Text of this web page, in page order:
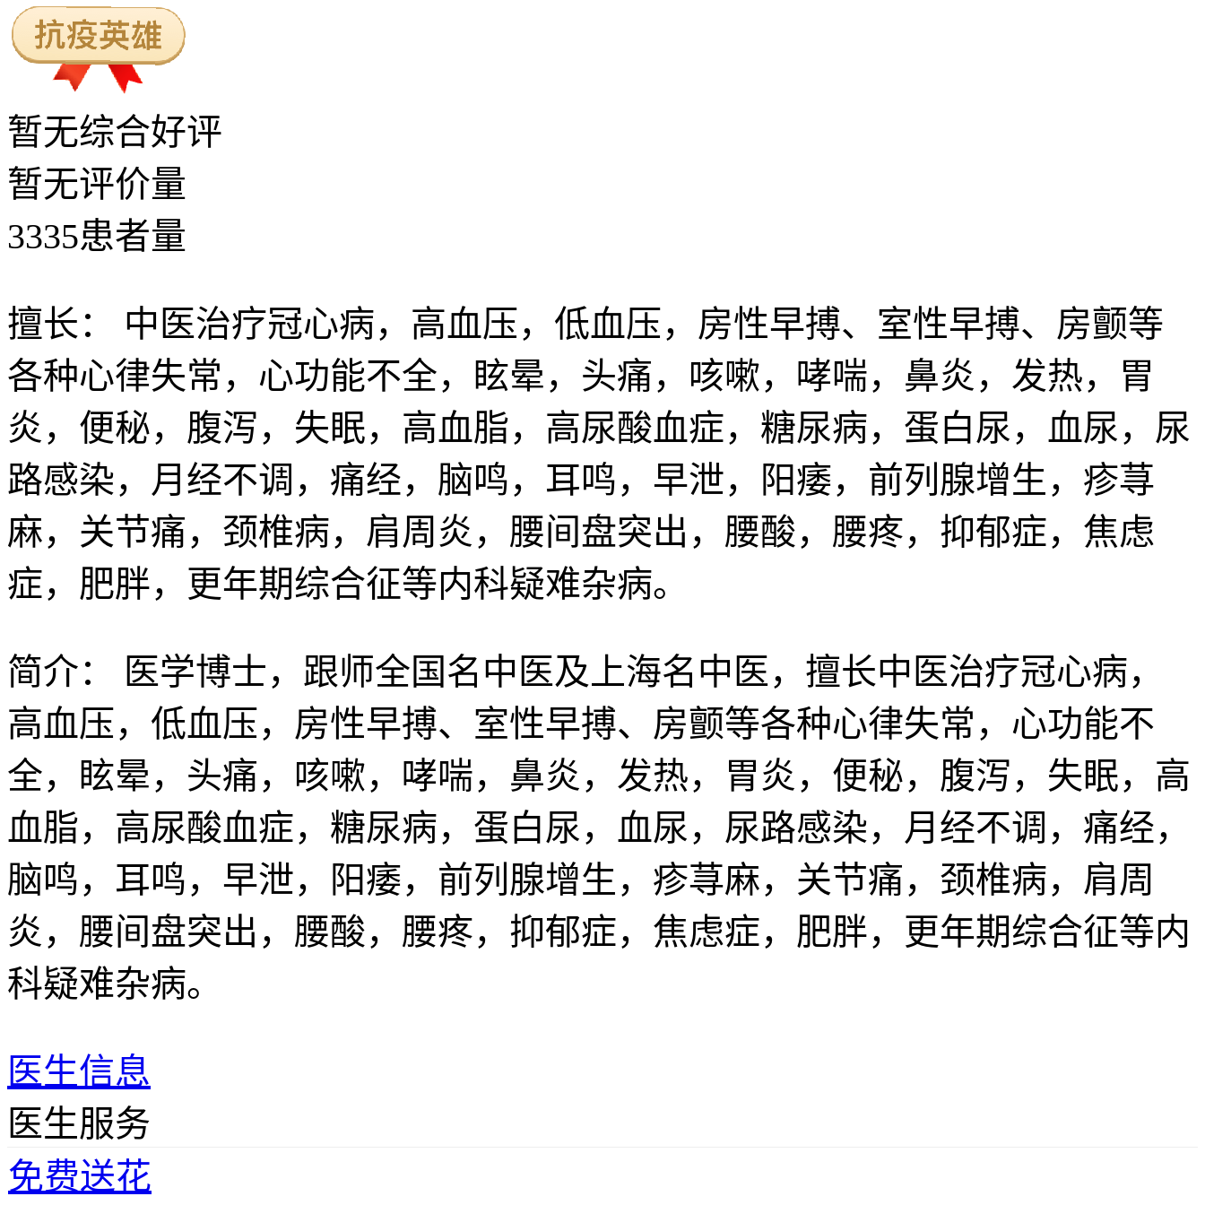
暂无综合好评
暂无评价量
3335患者量
擅长：
中医治疗冠心病，高血压，低血压，房性早搏、室性早搏、房颤等
各种心律失常，心功能不全，眩晕，头痛，咳嗽，哮喘，鼻炎，发热，胃
炎，便秘，腹泻，失眠，高血脂，高尿酸血症，糖尿病，蛋白尿，血尿，尿
路感染，月经不调，痛经，脑鸣，耳鸣，早泄，阳痿，前列腺增生，疹荨
麻，关节痛，颈椎病，肩周炎，腰间盘突出，腰酸，腰疼，抑郁症，焦虑
症，肥胖，更年期综合征等内科疑难杂病。
简介：
医学博士，跟师全国名中医及上海名中医，擅长中医治疗冠心病，
高血压，低血压，房性早搏、室性早搏、房颤等各种心律失常，心功能不
全，眩晕，头痛，咳嗽，哮喘，鼻炎，发热，胃炎，便秘，腹泻，失眠，高
血脂，高尿酸血症，糖尿病，蛋白尿，血尿，尿路感染，月经不调，痛经，
脑鸣，耳鸣，早泄，阳痿，前列腺增生，疹荨麻，关节痛，颈椎病，肩周
炎，腰间盘突出，腰酸，腰疼，抑郁症，焦虑症，肥胖，更年期综合征等内
科疑难杂病。
医生信息
医生服务
免费送花